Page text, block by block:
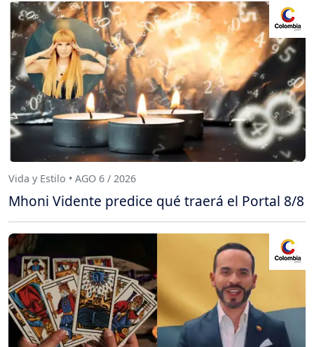
Vida y Estilo • AGO 6 / 2026
Mhoni Vidente predice qué traerá el Portal 8/8